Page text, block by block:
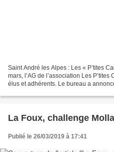
Saint André les Alpes : Les « P’tites
mars, l’AG de l’association Les
élus et adhérents. Le bureau a
La Foux, challenge
Publié le 26/03/2019 à 17:41